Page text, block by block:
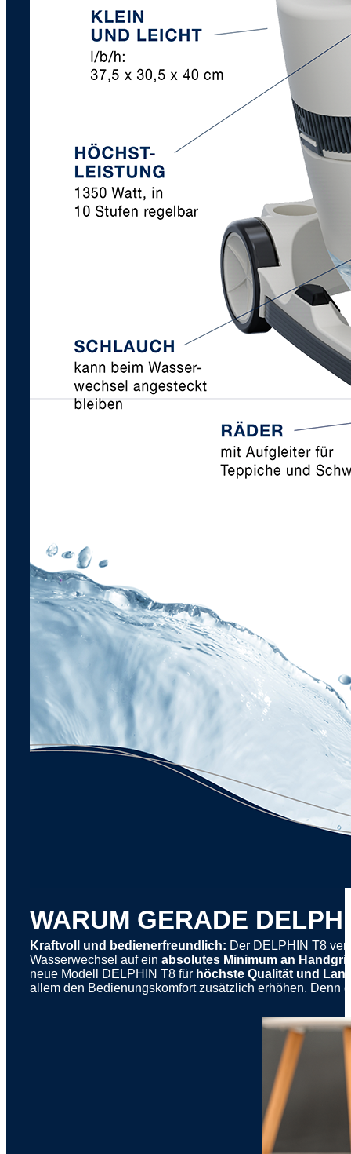
WARUM GERADE
Kraftvoll und bedienerfreundlich: Der DELPHIN T8
Wasserwechsel auf ein absolutes Minimum an
neue Modell DELPHIN T8 für höchste Qualität und
allem den Bedienungskomfort zusätzlich erhöhen. Denn